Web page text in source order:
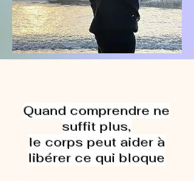
Quand comprendre ne
suffit plus,
le corps peut aider à
libérer ce qui bloque